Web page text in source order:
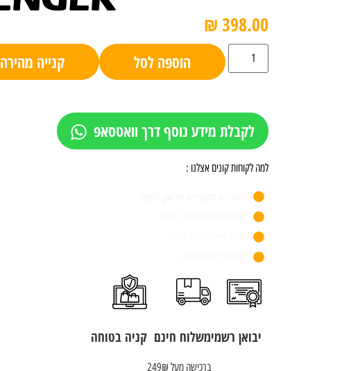
₪398.00
הוספה לסל קנייה מהירה
לקבלת מידע נוסף דרך וואטסאפ
למה לקוחות קונים אצלנו :
יבואן רשמימשלוח חינם
ברכישה מעל 249₪
קניה בטוחה